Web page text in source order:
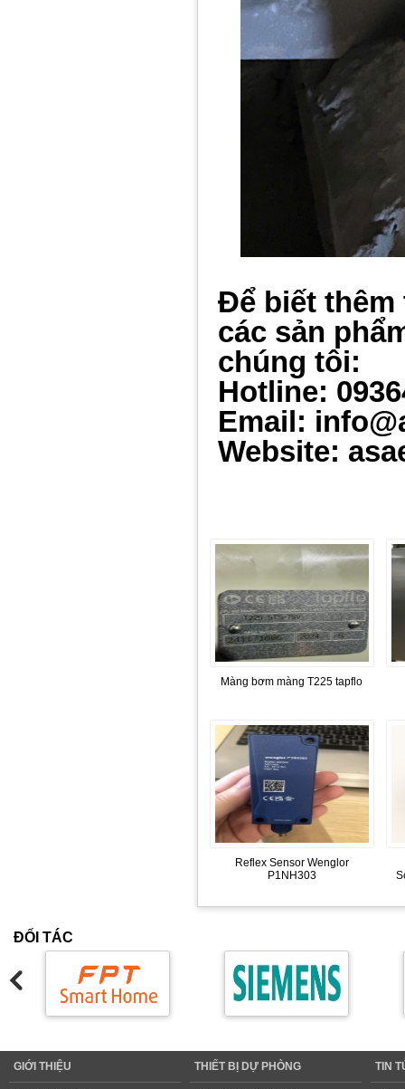
Để biết thêm
các sản ph
chúng tôi:
Hotline:
Email:
Website:
Màng bơm màng T225 tapflo
Reflex Sensor Wenglor
P1NH303
ĐỐI TÁC
GIỚI THIỆU THIẾT BỊ DỰ PHÒNG TIN